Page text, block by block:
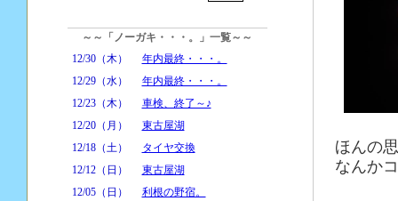
～～「ノーガキ・・・。」一覧～～
12/30（木）
年内最終・・・。
12/29（水）
年内最終・・・。
12/23（木）
車検、終了～♪
12/20（月）
東古屋湖
12/18（土）
タイヤ交換
12/12（日）
東古屋湖
12/05（日）
利根の野宿。
ほんの
なんか